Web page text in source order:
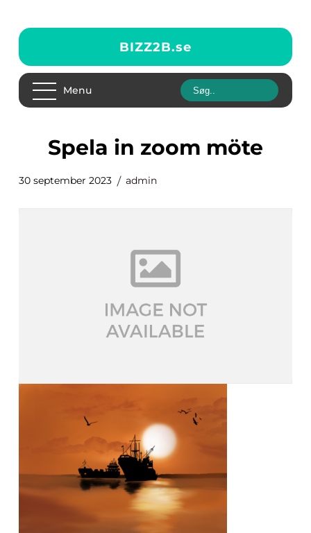
BIZZ2B.se
Menu
spela in zoom möte
30 september 2023 admin